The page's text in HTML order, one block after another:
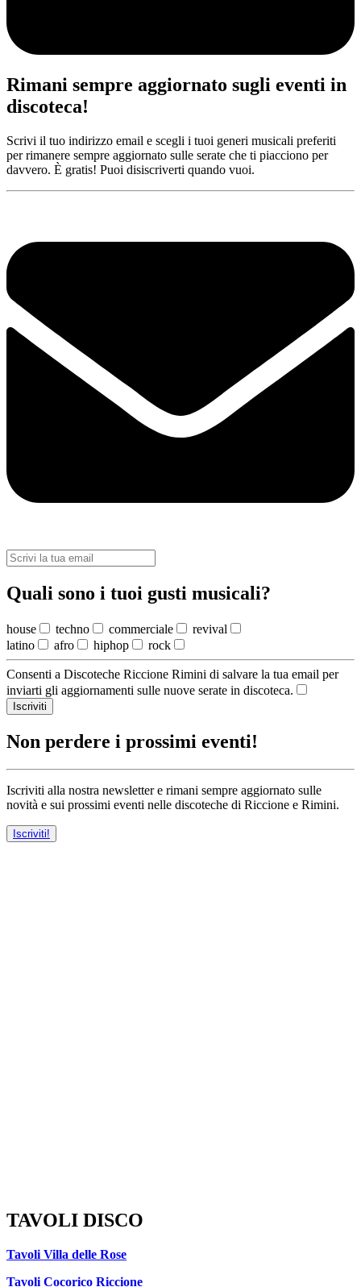
Rimani sempre aggiornato sugli eventi in
discoteca!
Scrivi il tuo indirizzo email e scegli i tuoi generi musicali preferiti
per rimanere sempre aggiornato sulle serate che ti piacciono per
davvero. È gratis! Puoi disiscriverti quando vuoi.
Quali sono i tuoi gusti musicali?
house techno commerciale
revival
latino
afro hiphop rock
Consenti a Discoteche Riccione Rimini di salvare la tua email per
inviarti gli aggiornamenti sulle nuove serate in discoteca.
Iscriviti
Non perdere i prossimi eventi!
Iscriviti alla nostra newsletter e rimani sempre aggiornato sulle
novità e sui prossimi eventi nelle discoteche di Riccione e Rimini.
Iscriviti!
TAVOLI DISCO
Tavoli Villa delle Rose
Tavoli Cocorico Riccione